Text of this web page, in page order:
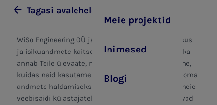
Meie projektid
Inimesed
Blogi
Tagasi avalehele
WiSo Engineering OÜ jaoks on oluline Teie privaatsus
ja isikuandmete kaitse. Käesolev privaatsuspoliitika
annab Teile ülevaate, milliseid andmeid me kogume,
kuidas neid kasutame ja millised on Teie õigused oma
andmete haldamiseks. Poliitika kohaldub kõigile meie
veebisaidi külastajatele ja klientidele, kes edastavad